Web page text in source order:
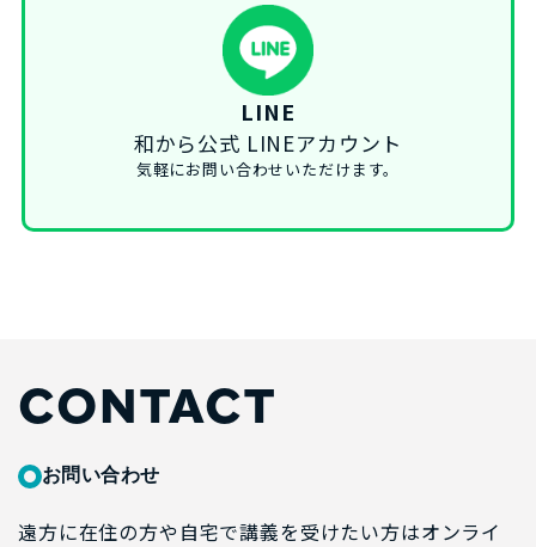
LINE
和から公式 LINEアカウント
気軽にお問い合わせいただけます。
CONTACT
お問い合わせ
遠方に在住の方や自宅で講義を受けたい方はオンライ